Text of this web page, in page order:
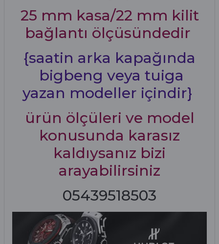
25 mm kasa/22 mm kilit
bağlantı ölçüsündedir
{saatin arka kapağında
bigbeng veya tuiga
yazan modeller içindir}
ürün ölçüleri ve model
konusunda karasız
kaldıysanız bizi
arayabilirsiniz
05439518503